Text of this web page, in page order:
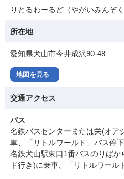
りとるわーるど（やがいみんぞ
所在地
愛知県犬山市今井成沢90-48
地図を見る
交通アクセス
バス
名鉄バスセンターまたは栄(オア
車、「リトルワールド」バス停
名鉄犬山駅東口1番バスのりば
ド行き)に乗車、「リトルワール